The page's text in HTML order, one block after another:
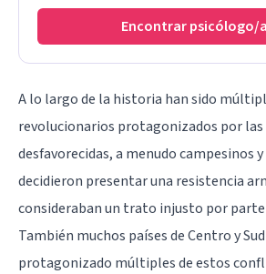
Encontrar psicólogo/a
A lo largo de la historia han sido
revolucionarios protagonizados por las
desfavorecidas, a menudo campesinos
decidieron presentar una resistencia
consideraban un trato injusto por parte
También muchos países de Centro y
protagonizado múltiples de estos